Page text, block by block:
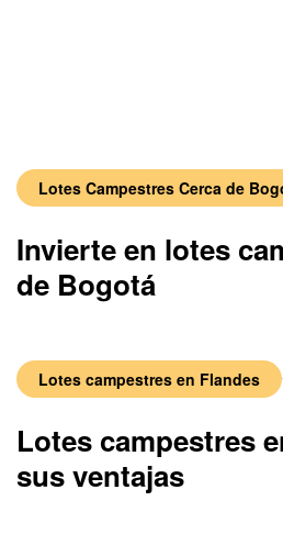
Lotes Campestres Cerca de
Invierte en lotes
de Bogotá
Lotes campestres en Flandes
Lotes campestres
sus ventajas